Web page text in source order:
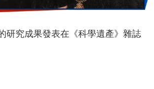
研究成果發表在《科學遺產》雜誌